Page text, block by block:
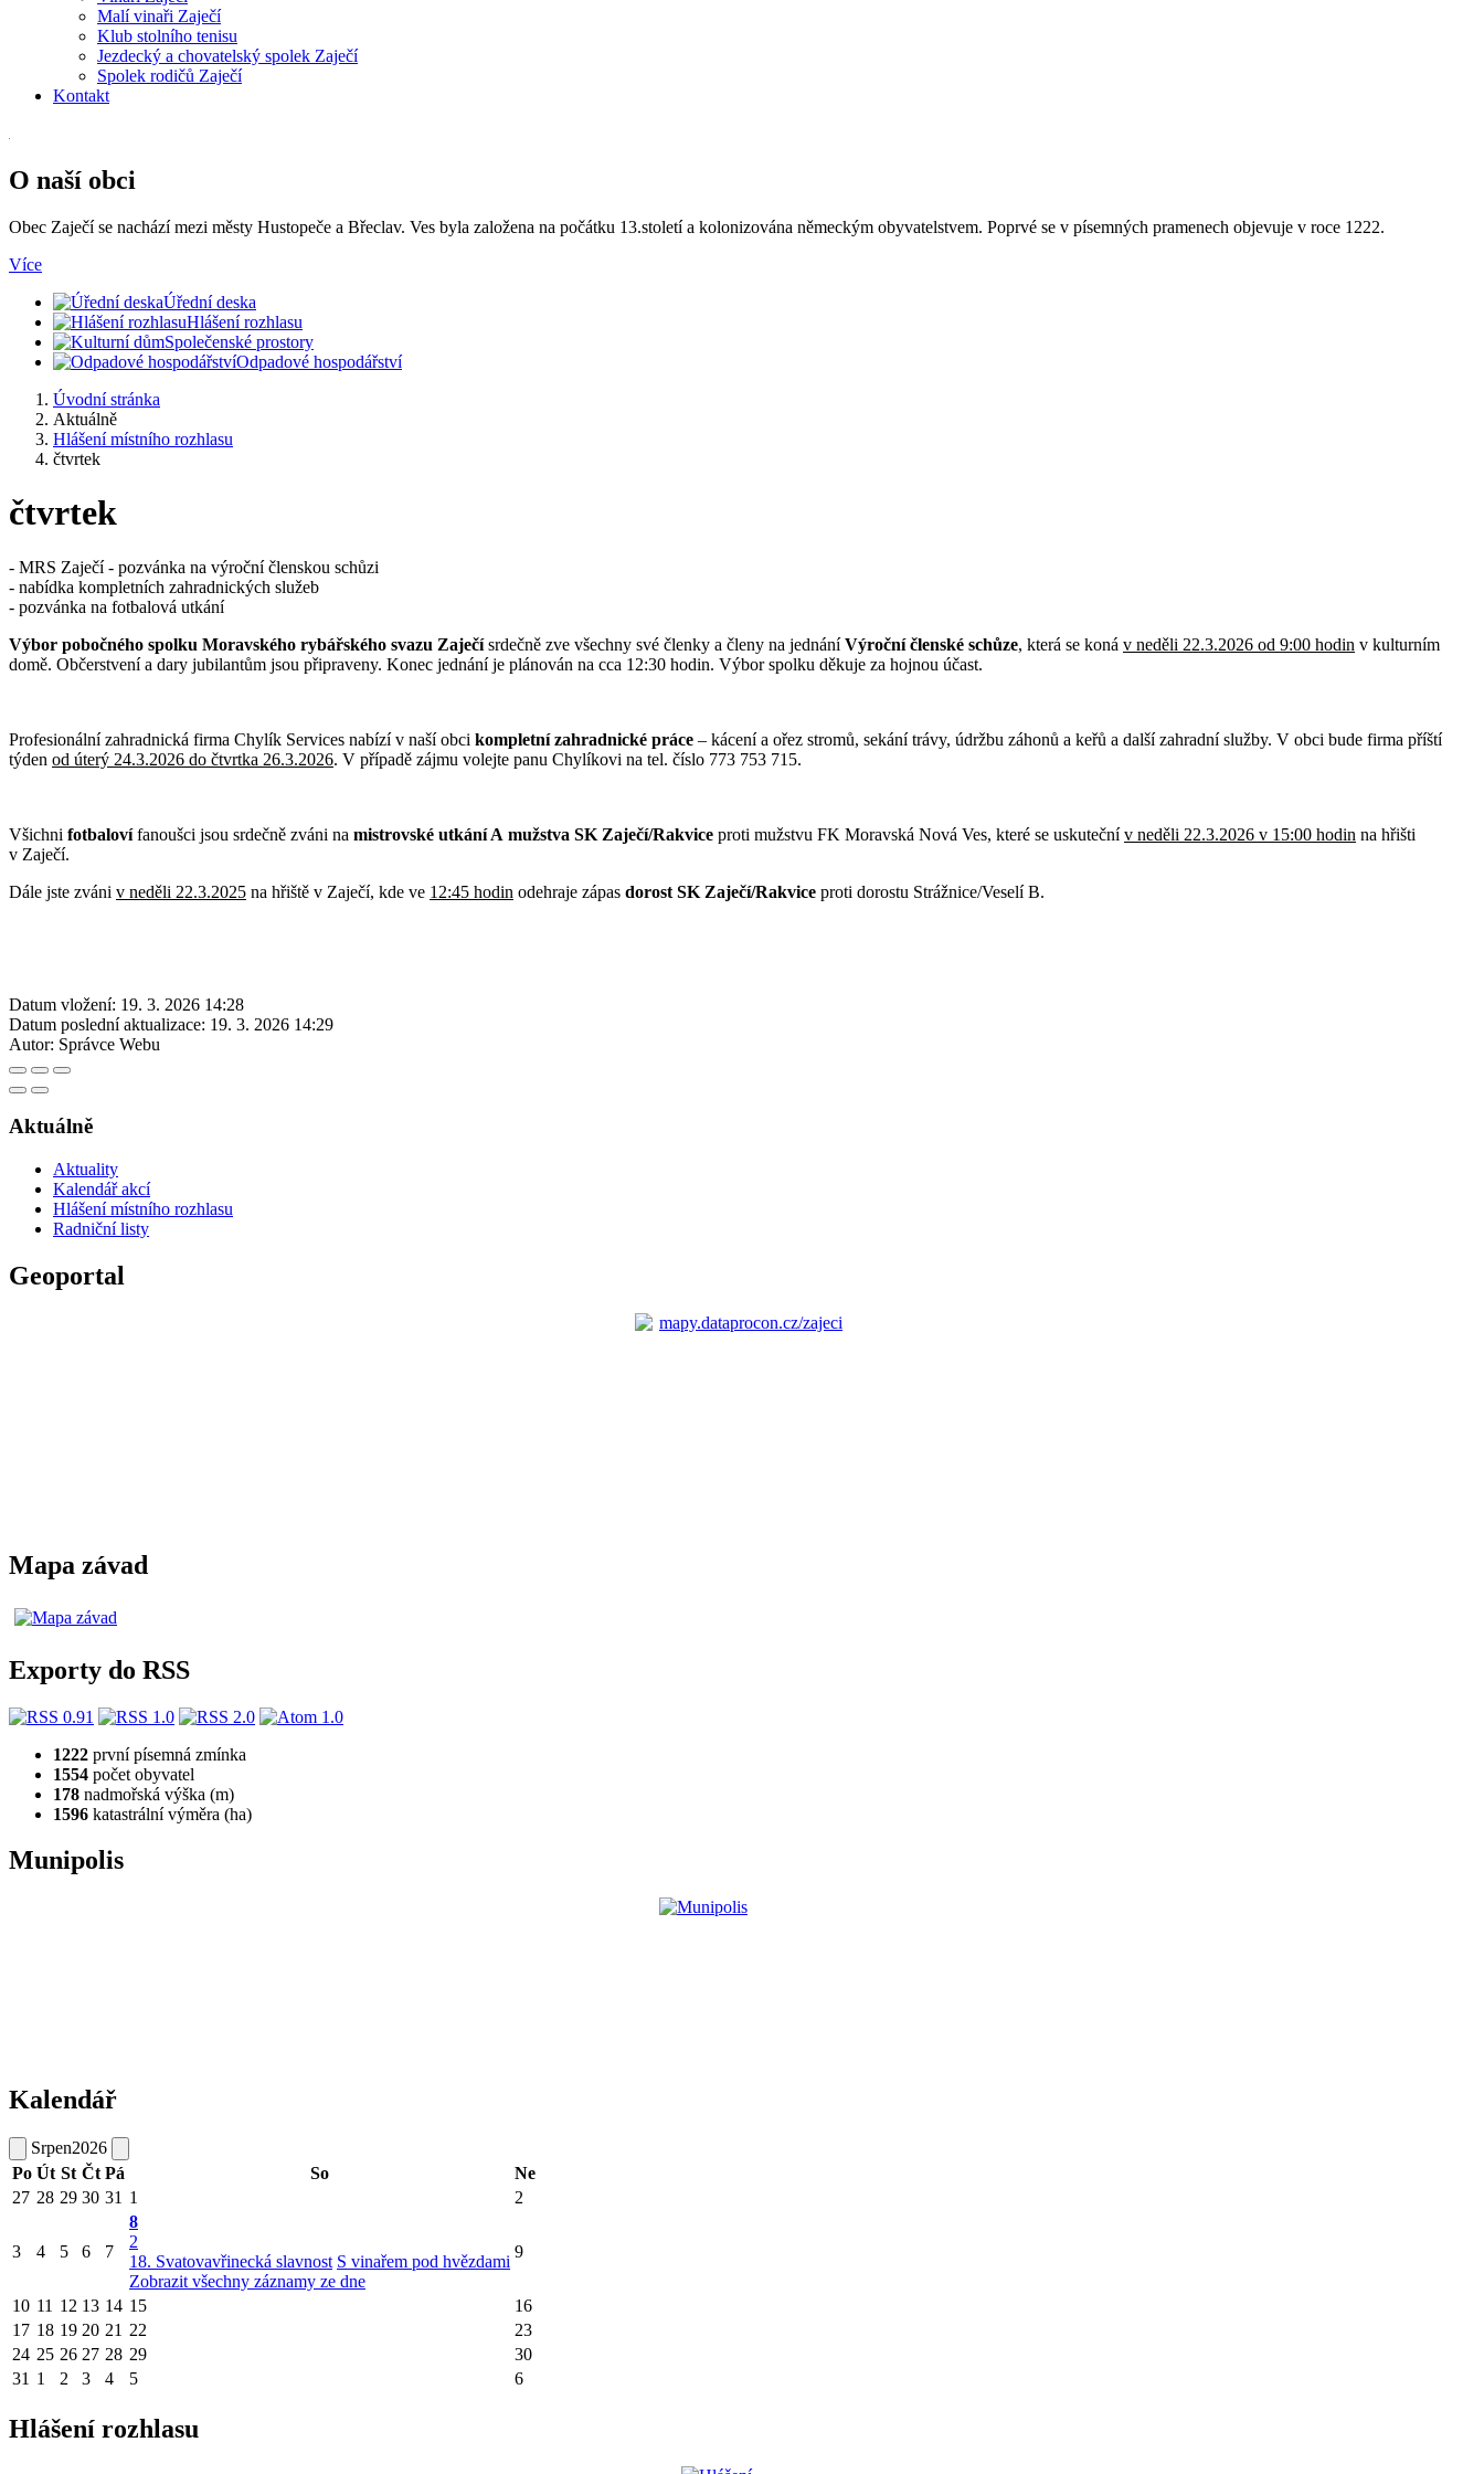
Malí vinaři Zaječí
Klub stolního tenisu
Jezdecký a chovatelský spolek Zaječí
Spolek rodičů Zaječí
Kontakt
O naší obci
Obec Zaječí se nachází mezi městy Hustopeče a Břeclav. Ves byla založena na počátku 13.století a kolonizována německým obyvatelstvem. Poprvé se v písemných pramenech objevuje v roce 1222.
Více
Úřední deska
Hlášení rozhlasu
Společenské prostory
Odpadové hospodářství
Úvodní stránka
Aktuálně
Hlášení místního rozhlasu
čtvrtek
čtvrtek
- MRS Zaječí - pozvánka na výroční členskou schůzi
- nabídka kompletních zahradnických služeb
- pozvánka na fotbalová utkání
Výbor pobočného spolku Moravského rybářského svazu Zaječísrdečně zve všechny své členky a členy na jednáníVýroční členské schůze, která se koná v neděli 22.3.2026 od 9:00 hodin v kulturním
domě. Občerstvení a dary jubilantům jsou připraveny. Konec jednání je plánován na cca 12:30 hodin. Výbor spolku děkuje za hojnou účast.
Profesionální zahradnická firma Chylík Services nabízí v naší obci kompletní zahradnické práce – kácení a ořez stromů, sekání trávy, údržbu záhonů a keřů a další zahradní služby. V obci bude firma příští
týden od úterý 24.3.2026 do čtvrtka 26.3.2026. V případě zájmu volejte panu Chylíkovi na tel. číslo 773 753 715.
Všichni fotbalovífanoušci jsou srdečně zváni na mistrovské utkání A mužstva SK Zaječí/Rakvice proti mužstvu FK Moravská Nová Ves, které se uskutečnív neděli 22.3.2026 v 15:00 hodin na hřišti
v Zaječí.
Dále jste zváni v neděli 22.3.2025 na hřiště v Zaječí, kde ve 12:45 hodin odehraje zápas dorost SK Zaječí/Rakvice proti dorostu Strážnice/Veselí B.
Datum vložení: 19. 3. 2026 14:28
Datum poslední aktualizace: 19. 3. 2026 14:29
Autor: Správce Webu
Aktuálně
Aktuality
Kalendář akcí
Hlášení místního rozhlasu
Radniční listy
Geoportal
Mapa závad
Exporty do RSS
1222 první písemná zmínka
1554 počet obyvatel
178 nadmořská výška (m)
1596 katastrální výměra (ha)
Munipolis
Kalendář
Srpen2026
Po Út St Čt Pá So
Ne
27 28 29 30 31 1 2
3 4 5 6 7
8
2
18. Svatovavřinecká slavnost S vinařem pod hvězdami
Zobrazit všechny záznamy ze dne
9
10 11 12 13 14 15
16
17 18 19 20 21 22
23
24 25 26 27 28 29
30
31 1 2 3 4 5 6
Hlášení rozhlasu